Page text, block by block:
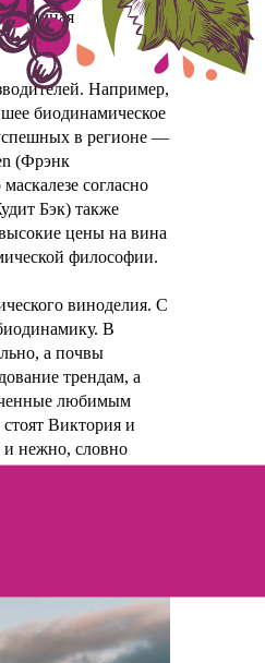
Например,
биодинамическое
в регионе —
(Фрэнк
согласно
Бэк) также
цены на вина
философии.
виноделия. С
В
а почвы
трендам, а
любимым
Виктория и
и нежно, словно